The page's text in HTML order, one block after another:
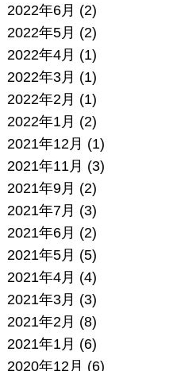
2022年6月 (2)
2022年5月 (2)
2022年4月 (1)
2022年3月 (1)
2022年2月 (1)
2022年1月 (2)
2021年12月 (1)
2021年11月 (3)
2021年9月 (2)
2021年7月 (3)
2021年6月 (2)
2021年5月 (5)
2021年4月 (4)
2021年3月 (3)
2021年2月 (8)
2021年1月 (6)
2020年12月 (6)